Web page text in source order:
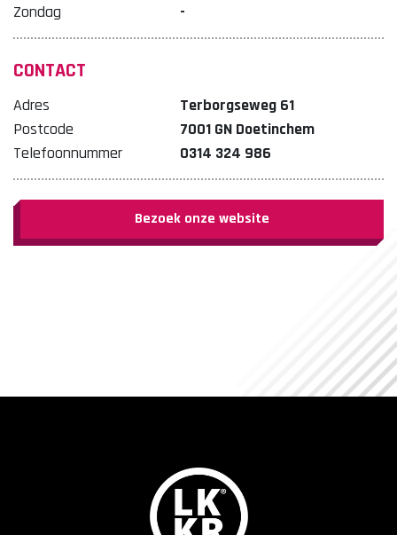
Zondag
-
CONTACT
Adres
Terborgseweg 61
Postcode
7001 GN Doetinchem
Telefoonnummer
0314 324 986
Bezoek onze website